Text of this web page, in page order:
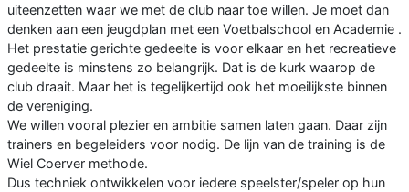
uiteenzetten waar we met de club naar toe willen. Je moet dan
denken aan een jeugdplan met een Voetbalschool en Academie .
Het prestatie gerichte gedeelte is voor elkaar en het recreatieve
gedeelte is minstens zo belangrijk. Dat is de kurk waarop de
club draait. Maar het is tegelijkertijd ook het moeilijkste binnen
de vereniging.
We willen vooral plezier en ambitie samen laten gaan. Daar zijn
trainers en begeleiders voor nodig. De lijn van de training is de
Wiel Coerver methode.
Dus techniek ontwikkelen voor iedere speelster/speler op hun